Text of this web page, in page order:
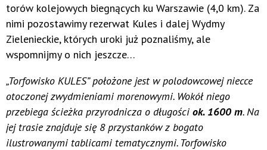
torów kolejowych biegnących ku Warszawie (4,0 km). Za
nimi pozostawimy rezerwat Kules i dalej Wydmy
Zielenieckie, których uroki już poznaliśmy, ale
wspomnijmy o nich jeszcze…
„Torfowisko KULES” położone jest w polodowcowej niecce
otoczonej zwydmieniami morenowymi. Wokół niego
przebiega ścieżka przyrodnicza o długości ok. 1600 m. Na
jej trasie znajduje się 8 przystanków z bogato
ilustrowanymi tablicami tematycznymi. Torfowisko